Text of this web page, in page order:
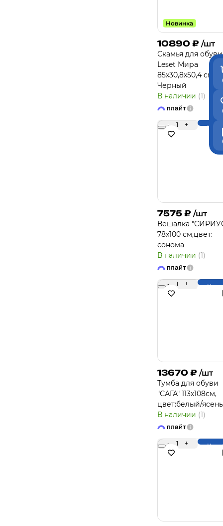
Новинка
10890 ₽ /шт
Скамья для обуви
Leset Мира
85х30,8х50,4 см
Черный
В наличии (1)
- 1 +
7575 ₽ /шт
Вешалка
78х100 см,цвет:
сонома
В наличии (1)
- 1 +
13670 ₽ /шт
Тумба для обуви
"САГА" 113х108см,
цвет:белый/ясень
В наличии (1)
- 1 +